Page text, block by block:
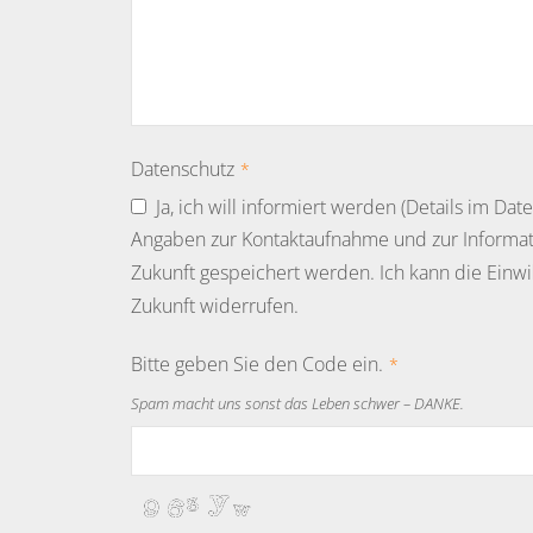
Datenschutz *
Ja, ich will informiert werden (Details im
Angaben zur Kontaktaufnahme und zur
Zukunft gespeichert werden. Ich kann die
Zukunft widerrufen.
Bitte geben Sie den Code ein. *
Spam macht uns sonst das Leben schwer – DANKE.